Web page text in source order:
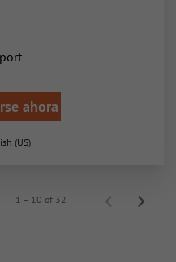
ahora
(US)
1 – 10 of 32